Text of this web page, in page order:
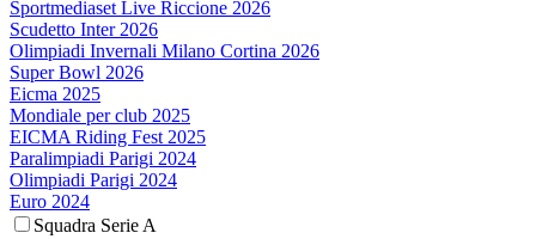
Sportmediaset Live Riccione 2026
Scudetto Inter 2026
Olimpiadi Invernali Milano Cortina 2026
Super Bowl 2026
Eicma 2025
Mondiale per club 2025
EICMA Riding Fest 2025
Paralimpiadi Parigi 2024
Olimpiadi Parigi 2024
Euro 2024
Squadra Serie A